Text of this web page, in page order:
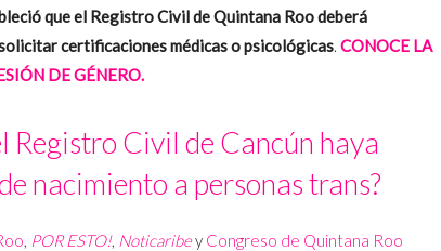
que el Registro Civil de Quintana Roo deberá
certificaciones médicas o psicológicas. CONOCE LA
DE GÉNERO.
Registro Civil de Cancún haya
nacimiento a personas trans?
, POR ESTO!, Noticaribey Congreso de Quintana Roo